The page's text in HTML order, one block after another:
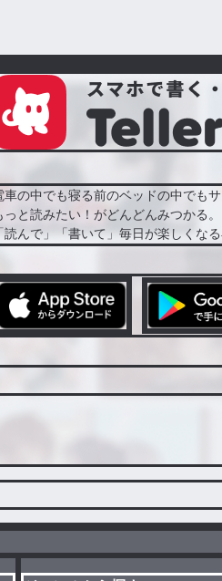
車の中でも寝る前のベッドの中でも
っと読みたい！がどんどんみつかる。
「読んで」「書いて」毎日が楽しくな